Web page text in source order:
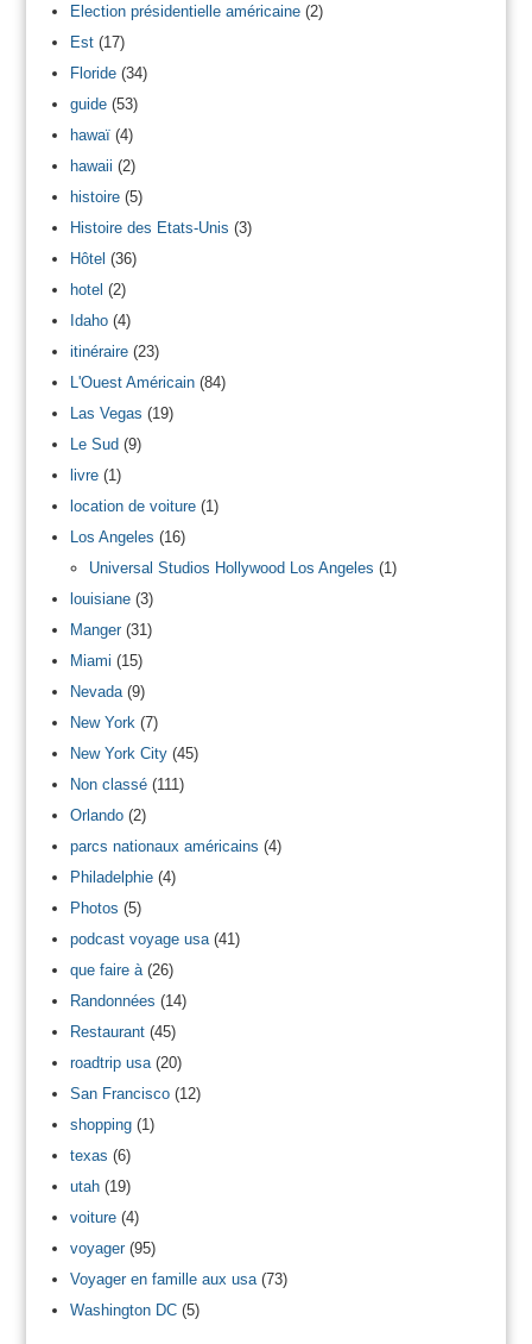
Election présidentielle américaine(2)
Est(17)
Floride(34)
guide(53)
hawaï(4)
hawaii (2)
histoire(5)
Histoire des Etats-Unis (3)
Hôtel (36)
hotel (2)
Idaho(4)
itinéraire(23)
L'Ouest Américain(84)
Las Vegas (19)
Le Sud(9)
livre(1)
location de voiture(1)
Los Angeles (16)
Universal Studios Hollywood Los Angeles (1)
louisiane(3)
Manger(31)
Miami (15)
Nevada(9)
New York (7)
New York City(45)
Non classé(111)
Orlando(2)
parcs nationaux américains (4)
Philadelphie(4)
Photos (5)
podcast voyage usa(41)
que faire à(26)
Randonnées (14)
Restaurant(45)
roadtrip usa(20)
San Francisco(12)
shopping(1)
texas (6)
utah(19)
voiture(4)
voyager(95)
Voyager en famille aux usa(73)
Washington DC(5)